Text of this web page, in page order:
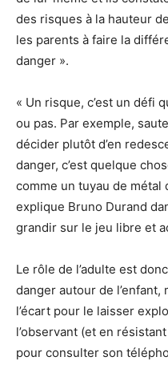
des risques à la hauteur
les parents à faire la
danger ».
« Un risque, c’est un défi
ou pas. Par exemple,
décider plutôt d’en
danger, c’est quelque
comme un tuyau de métal
explique Bruno Durand
grandir sur le jeu libre et
Le rôle de l’adulte est
danger autour de
l’écart pour le laisser
l’observant (et en
pour consulter son